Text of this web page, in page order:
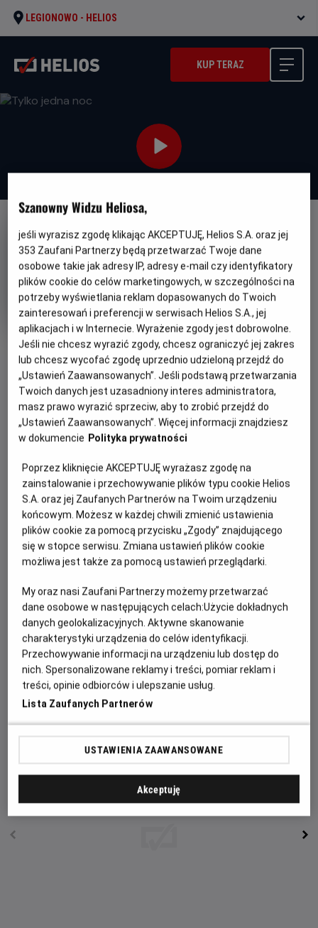
LEGIONOWO - HELIOS
KUP TERAZ
NAPISY
ZOBACZ PRZEDPREMIEROWO
PRZEDPREMIERA
OBSERWUJ
Tylko jedna noc
Oryginalny
tytuł
One Night Only Gatunek
Komedia / Dramat /
Romans
Minimalny
wiek
Od 15 lat
Czas
trwania
105 min
Kraj
i
rok
produkcji
USA (2026)
14 sierpnia 2026
REŻYSERIA SCENARIUSZ
OBSADA
Callum Turner, Monica Barbaro, Maya Hawke, Julia Fox, King
Princess, Ziwe, Ben Marshall, Molly Ringwald, Levar Burton
WIĘCEJ SZCZEGÓŁÓW
GODZINY SEANSÓW
DZISIAJ, 9 SIERPNIA 2026
DZISIAJ,
SIERPNIA
2026
21:00
2D, napisy
OPIS FILMU
Owen i pełna nadziei romantyczka Allie mogą być jedynymi
singlami w mieście, którzy szukają czegoś więcej niż
przelotnej przygody. Kiedy się poznają między nimi
natychmiast pojawia się iskra, ale seria pomyłek i
nieoczekiwanych zwrotów akcji komplikuje sytuację.
Błądząc po mieście odkrywaja, że to, czego pragną
najbardziej, jest bliżej, niż im się wydaje.
Szanowny Widzu Heliosa,
jeśli wyrazisz zgodę klikając AKCEPTUJĘ, Helios S.A. oraz jej
353 Zaufani Partnerzy będą przetwarzać Twoje dane
osobowe takie jak adresy IP, adresy e-mail czy identyfikatory
plików cookie do celów marketingowych, w szczególności na
potrzeby wyświetlania reklam dopasowanych do Twoich
zainteresowań i preferencji w serwisach Helios S.A., jej
aplikacjach i w Internecie. Wyrażenie zgody jest dobrowolne.
Jeśli nie chcesz wyrazić zgody, chcesz ograniczyć jej zakres
lub chcesz wycofać zgodę uprzednio udzieloną przejdź do
„Ustawień Zaawansowanych”. Jeśli podstawą przetwarzania
Twoich danych jest uzasadniony interes administratora,
masz prawo wyrazić sprzeciw, aby to zrobić przejdź do
„Ustawień Zaawansowanych”. Więcej informacji znajdziesz
w dokumencie Polityka prywatności
Poprzez kliknięcie AKCEPTUJĘ wyrażasz zgodę na
zainstalowanie i przechowywanie plików typu cookie Helios
S.A. oraz jej Zaufanych Partnerów na Twoim urządzeniu
końcowym. Możesz w każdej chwili zmienić ustawienia
plików cookie za pomocą przycisku „Zgody” znajdującego
się w stopce serwisu. Zmiana ustawień plików cookie
możliwa jest także za pomocą ustawień przeglądarki.
My oraz nasi Zaufani Partnerzy możemy przetwarzać
dane osobowe w następujących celach:Użycie dokładnych
danych geolokalizacyjnych. Aktywne skanowanie
charakterystyki urządzenia do celów identyfikacji.
Przechowywanie informacji na urządzeniu lub dostęp do
nich. Spersonalizowane reklamy i treści, pomiar reklam i
treści, opinie odbiorców i ulepszanie usług.
Lista Zaufanych Partnerów
USTAWIENIA ZAAWANSOWANE
Akceptuję